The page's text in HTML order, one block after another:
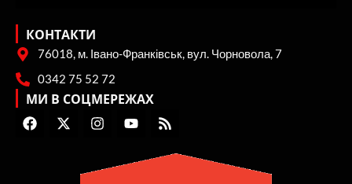
КОНТАКТИ
76018, м. Івано-Франківськ, вул. Чорновола, 7
0342 75 52 72
МИ В СОЦМЕРЕЖАХ
F
a
X
-
I
n
a
Y
o
t
R
s